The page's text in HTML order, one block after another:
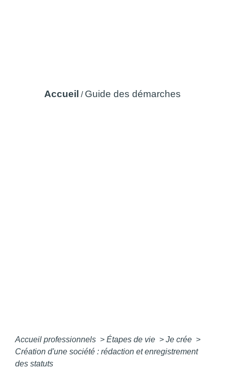
Accueil / Guide des démarches
Accueil professionnels > Étapes de vie > Je crée >
Création d'une société : rédaction et enregistrement
des statuts